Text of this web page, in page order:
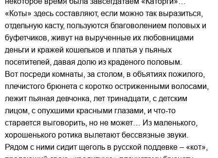
«Коты» здесь составляют, если можно так выразиться,
отдельную касту, пользуются благоволением половых и
буфетчиков, живут на вырученные их любовницами
деньги и кражей кошельков и платья у пьяных
посетителей, давая долю из краденого половым.
Вот посреди комнаты, за столом, в объятиях пожилого,
плечистого брюнета с коротко остриженными волосами,
лежит пьяная девчонка, лет тринадцати, с детским
лицом, с опухшими красными глазами, и что-то
старается выговорить, но не может… Из маленького,
хорошенького ротика вылетают бессвязные звуки.
Рядом с ними сидит щеголь в русской поддевке – «кот»,